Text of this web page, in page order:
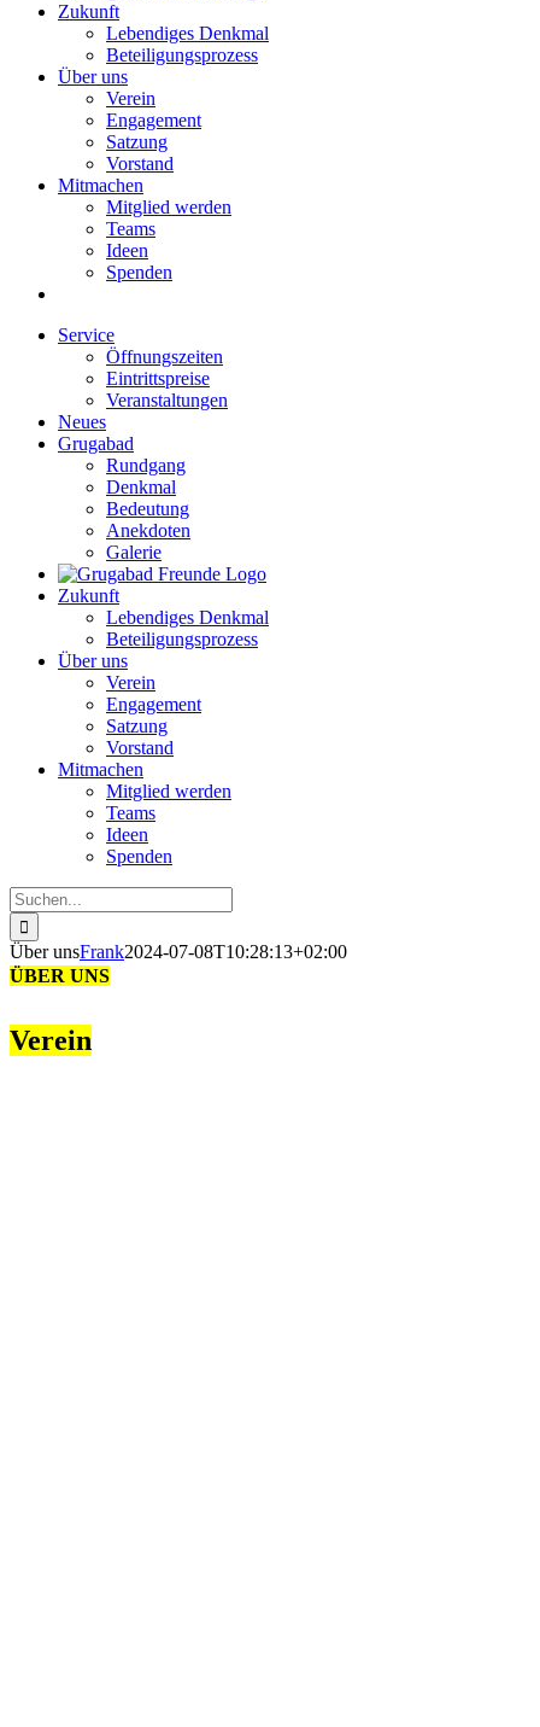
Zukunft
Lebendiges Denkmal
Beteiligungsprozess
Über uns
Verein
Engagement
Satzung
Vorstand
Mitmachen
Mitglied werden
Teams
Ideen
Spenden
Service
Öffnungszeiten
Eintrittspreise
Veranstaltungen
Neues
Grugabad
Rundgang
Denkmal
Bedeutung
Anekdoten
Galerie
Zukunft
Lebendiges Denkmal
Beteiligungsprozess
Über uns
Verein
Engagement
Satzung
Vorstand
Mitmachen
Mitglied werden
Teams
Ideen
Spenden
Suche
nach:
Über unsFrank2024-07-08T10:28:13+02:00
ÜBER UNS
Verein